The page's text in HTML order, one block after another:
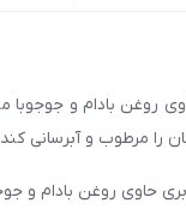
را مرطوب و آبرسانی
روغن بادام و جوجوبا